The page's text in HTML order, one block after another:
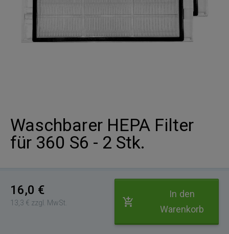
Waschbarer HEPA Filter
für 360 S6 - 2 Stk.
16,0 €
13,3 € zzgl. MwSt.
In den
Warenkorb